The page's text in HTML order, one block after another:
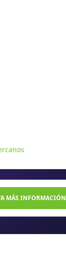
MÁS INFORMACIÓN